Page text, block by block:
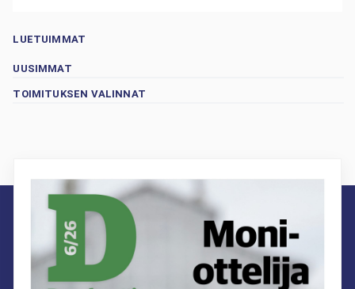
LUETUIMMAT
UUSIMMAT
TOIMITUKSEN VALINNAT